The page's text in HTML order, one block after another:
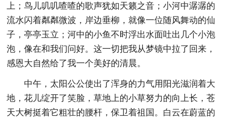
上；鸟儿叽叽喳喳的歌声犹如天籁之音；小河中潺潺的
流水闪着粼粼微波，岸边垂柳，就像一位随风舞动的仙
子，亭亭玉立；河中的小鱼不时浮出水面吐出几个小泡
泡，像在和我们问好。这一切把我从梦镜中拉了回来，
感恩大自然给了我一个美好的清晨。
中午，太阳公公使出了浑身的力气用阳光滋润着大
地，花儿绽开了笑脸，草地上的小草努力的向上长，苍
天大树挺着它粗壮的腰杆，保卫着祖国。白云在蔚蓝的